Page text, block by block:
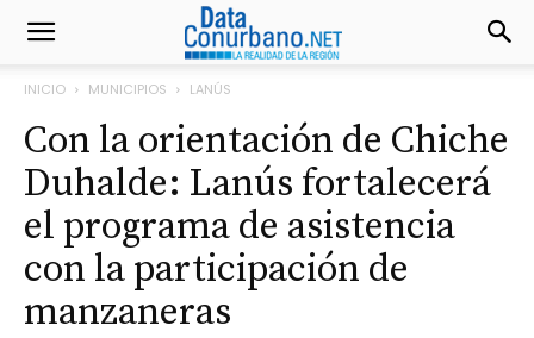
INICIO MUNICIPIOS LANÚS
Con la orientación de Chiche
Duhalde: Lanús fortalecerá
el programa de asistencia
con la participación de
manzaneras